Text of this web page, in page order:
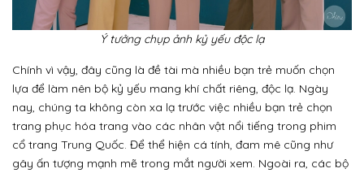
Ý tưởng chụp ảnh kỷ yếu độc lạ
Chính vì vậy, đây cũng là đề tài mà nhiều bạn trẻ muốn chọn
lựa để làm nên bộ kỷ yếu mang khí chất riêng, độc lạ. Ngày
nay, chúng ta không còn xa lạ trước việc nhiều bạn trẻ chọn
trang phục hóa trang vào các nhân vật nổi tiếng trong phim
cổ trang Trung Quốc. Để thể hiện cá tính, đam mê cũng như
gây ấn tượng mạnh mẽ trong mắt người xem. Ngoài ra, các bộ